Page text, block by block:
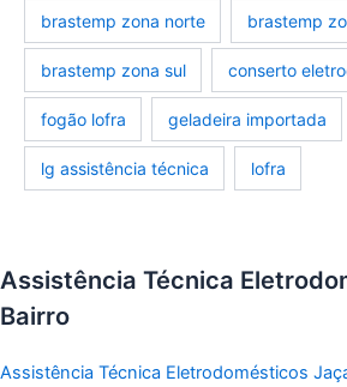
brastemp zona norte brastemp
brastemp zona sul conserto
fogão lofra geladeira importada
lg assistência técnica lofra
Assistência Técnica
Bairro
Assistência Técnica Eletrodomésticos